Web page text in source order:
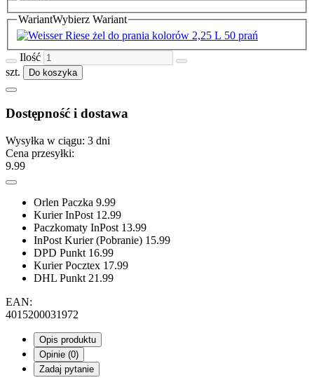
WariantWybierz Wariant
Ilość
szt.
Do koszyka
Dostępność i dostawa
Wysyłka w ciągu: 3 dni
Cena przesyłki:
9.99
Orlen Paczka 9.99
Kurier InPost 12.99
Paczkomaty InPost 13.99
InPost Kurier (Pobranie) 15.99
DPD Punkt 16.99
Kurier Pocztex 17.99
DHL Punkt 21.99
EAN:
4015200031972
Opis produktu
Opinie (0)
Zadaj pytanie